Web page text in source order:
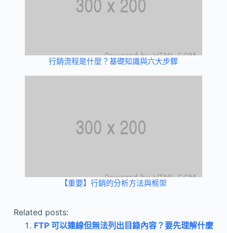
行銷流程是什麼？基礎知識與六大步驟
【重要】行銷的分析方法與框架
Related posts:
FTP 可以連線但無法列出目錄內容？要先理解什麼